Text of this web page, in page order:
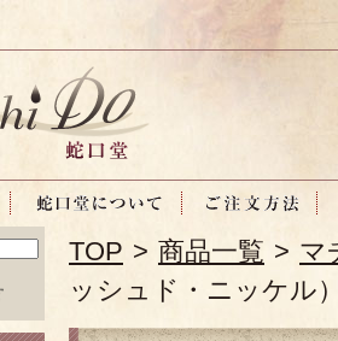
TOP > 商品一覧 > マ
ッシュド・ニッケル